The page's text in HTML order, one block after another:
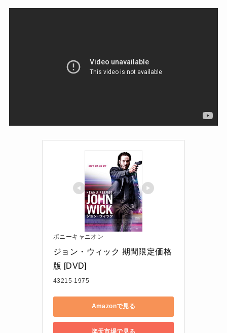
ポニーキャニオン
ジョン・ウィック 期間限定価格
版 [DVD]
43215-1975
Amazonで見る